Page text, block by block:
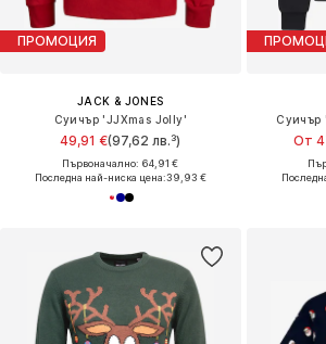
ПРОМОЦИЯ
JACK & JONES
Суичър 'JJXmas Jolly'
49,91 €(97,62 лв.³)
Първоначално: 64,91 €
Последна най-ниска цена:39,93 €
Суичър
От